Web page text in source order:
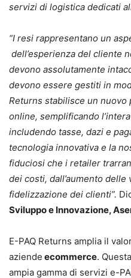
servizi di logistica dedicati
“I resi rappresentano un
dell’esperienza del cliente
devono assolutamente
devono essere gestiti in
Returns stabilisce un
online, semplificando
includendo tasse, dazi e
tecnologia innovativa e la
fiduciosi che i retailer
dei costi, dall’aumento
fidelizzazione dei clienti”.
Sviluppo e Innovazione,
E-PAQ Returns amplia il
aziende ecommerce.
ampia gamma di servizi e-